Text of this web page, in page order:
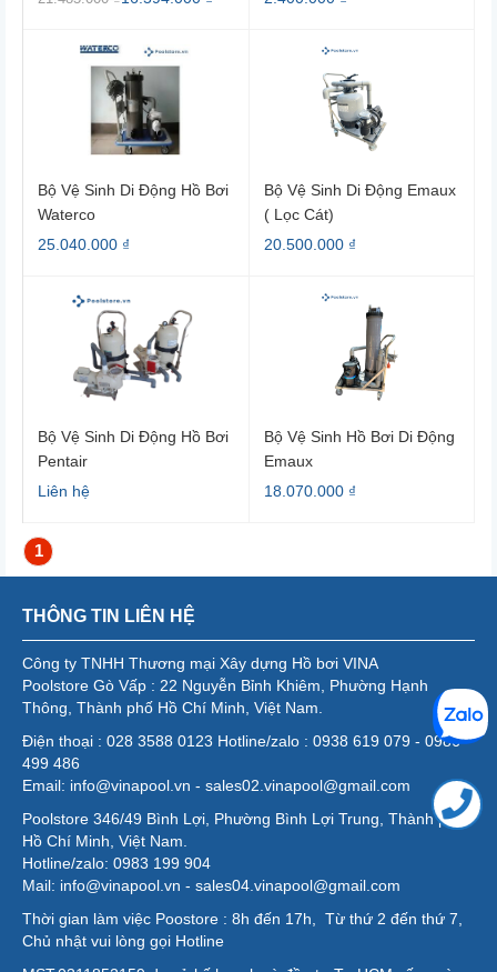
Bộ Vệ Sinh Di Động Hồ Bơi
Waterco
25.040.000 ₫
Bộ Vệ Sinh Di Động Emaux
( Lọc Cát)
20.500.000 ₫
Bộ Vệ Sinh Di Động Hồ Bơi
Pentair
Liên hệ
Bộ Vệ Sinh Hồ Bơi Di Động
Emaux
18.070.000 ₫
1
THÔNG TIN LIÊN HỆ
Công ty TNHH Thương mại Xây dựng Hồ bơi VINA
Poolstore Gò Vấp : 22 Nguyễn Bỉnh Khiêm, Phường Hạnh
Thông, Thành phố Hồ Chí Minh, Việt Nam.
Điện thoại : 028 3588 0123 Hotline/zalo : 0938 619 079 - 0986
499 486
Email: info@vinapool.vn - sales02.vinapool@gmail.com
Poolstore 346/49 Bình Lợi, Phường Bình Lợi Trung, Thành phố
Hồ Chí Minh, Việt Nam.
Hotline/zalo: 0983 199 904
Mail: info@vinapool.vn - sales04.vinapool@gmail.com
Thời gian làm việc Poostore : 8h đến 17h, Từ thứ 2 đến thứ 7,
Chủ nhật vui lòng gọi Hotline